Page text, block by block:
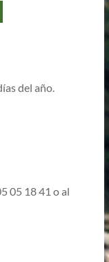
del año.
05 18 41 o al